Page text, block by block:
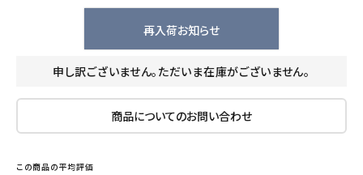
アルマウィン
再入荷お知らせ
申し訳ございません。ただいま在庫がございません。
商品についてのお問い合わせ